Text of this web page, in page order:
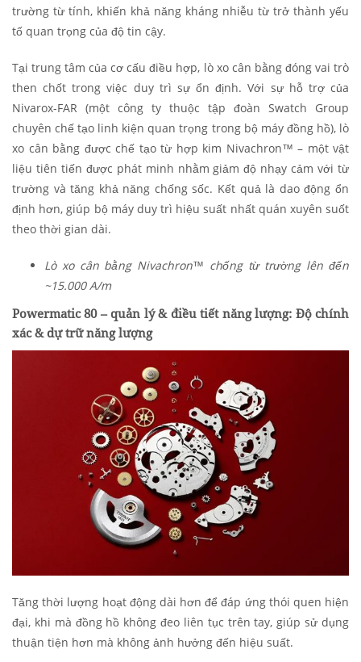
trường từ tính, khiến khả năng kháng nhiễu từ trở thành yếu
tố quan trọng của độ tin cậy.
Tại trung tâm của cơ cấu điều hợp, lò xo cân bằng đóng vai trò
then chốt trong việc duy trì sự ổn định. Với sự hỗ trợ của
Nivarox-FAR (một công ty thuộc tập đoàn Swatch Group
chuyên chế tạo linh kiện quan trọng trong bộ máy đồng hồ), lò
xo cân bằng được chế tạo từ hợp kim Nivachron™ – một vật
liệu tiên tiến được phát minh nhằm giảm độ nhạy cảm với từ
trường và tăng khả năng chống sốc. Kết quả là dao động ổn
định hơn, giúp bộ máy duy trì hiệu suất nhất quán xuyên suốt
theo thời gian dài.
Lò xo cân bằng Nivachron™ chống từ trường lên đến
~15.000 A/m
Powermatic 80 – quản lý & điều tiết năng lượng: Độ chính
xác & dự trữ năng lượng
Tăng thời lượng hoạt động dài hơn để đáp ứng thói quen hiện
đại, khi mà đồng hồ không đeo liên tục trên tay, giúp sử dụng
thuận tiện hơn mà không ảnh hưởng đến hiệu suất.